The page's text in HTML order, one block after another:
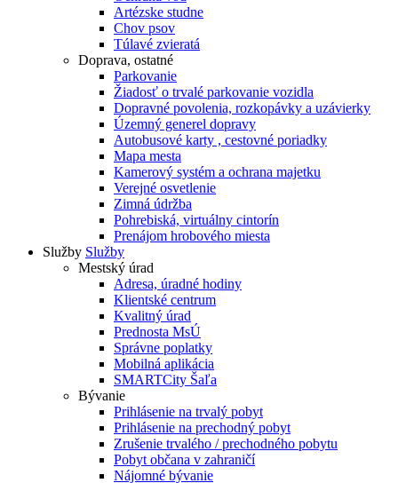
Artézske studne
Chov psov
Túlavé zvieratá
Doprava, ostatné
Parkovanie
Žiadosť o trvalé parkovanie vozidla
Dopravné povolenia, rozkopávky a uzávierky
Územný generel dopravy
Autobusové karty , cestovné poriadky
Mapa mesta
Kamerový systém a ochrana majetku
Verejné osvetlenie
Zimná údržba
Pohrebiská, virtuálny cintorín
Prenájom hrobového miesta
Služby Služby
Mestský úrad
Adresa, úradné hodiny
Klientské centrum
Kvalitný úrad
Prednosta MsÚ
Správne poplatky
Mobilná aplikácia
SMARTCity Šaľa
Bývanie
Prihlásenie na trvalý pobyt
Prihlásenie na prechodný pobyt
Zrušenie trvalého / prechodného pobytu
Pobyt občana v zahraničí
Nájomné bývanie